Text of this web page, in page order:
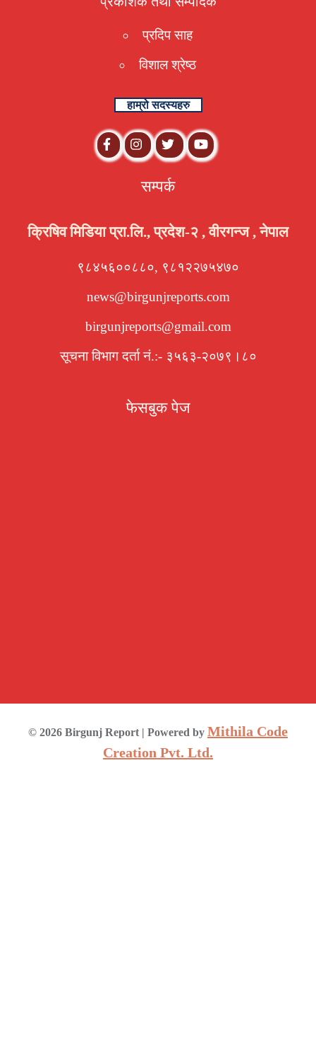
प्रदिप साह
विशाल श्रेष्ठ
हाम्रो सदस्यहरु
सम्पर्क
क्रिषिव मिडिया प्रा.लि., प्रदेश-२ , वीरगन्ज , नेपाल
९८४५६००८८०, ९८१२२७५४७०
news@birgunjreports.com
birgunjreports@gmail.com
सूचना विभाग दर्ता नं.:- ३५६३-२०७९।८०
फेसबुक पेज
© 2026 Birgunj Report | Powered by Mithila Code
Creation Pvt. Ltd.